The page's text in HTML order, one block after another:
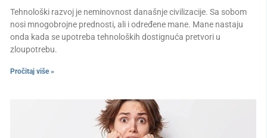
Tehnološki razvoj je neminovnost današnje civilizacije. Sa sobom
nosi mnogobrojne prednosti, ali i određene mane. Mane nastaju
onda kada se upotreba tehnoloških dostignuća pretvori u
zloupotrebu.
Pročitaj više »